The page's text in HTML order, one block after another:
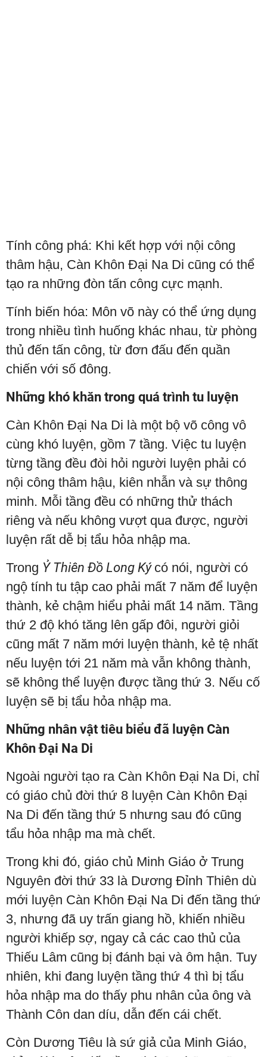
Tính công phá: Khi kết hợp với nội công
thâm hậu, Càn Khôn Đại Na Di cũng có thể
tạo ra những đòn tấn công cực mạnh.
Tính biến hóa: Môn võ này có thể ứng dụng
trong nhiều tình huống khác nhau, từ phòng
thủ đến tấn công, từ đơn đấu đến quần
chiến với số đông.
Những khó khăn trong quá trình tu luyện
Càn Khôn Đại Na Di là một bộ võ công vô
cùng khó luyện, gồm 7 tầng. Việc tu luyện
từng tầng đều đòi hỏi người luyện phải có
nội công thâm hậu, kiên nhẫn và sự thông
minh. Mỗi tầng đều có những thử thách
riêng và nếu không vượt qua được, người
luyện rất dễ bị tẩu hỏa nhập ma.
Trong Ỷ Thiên Đồ Long Ký có nói, người có
ngộ tính tu tập cao phải mất 7 năm để luyện
thành, kẻ chậm hiểu phải mất 14 năm. Tầng
thứ 2 độ khó tăng lên gấp đôi, người giỏi
cũng mất 7 năm mới luyện thành, kẻ tệ nhất
nếu luyện tới 21 năm mà vẫn không thành,
sẽ không thể luyện được tầng thứ 3. Nếu cố
luyện sẽ bị tẩu hỏa nhập ma.
Những nhân vật tiêu biểu đã luyện Càn
Khôn Đại Na Di
Ngoài người tạo ra Càn Khôn Đại Na Di, chỉ
có giáo chủ đời thứ 8 luyện Càn Khôn Đại
Na Di đến tầng thứ 5 nhưng sau đó cũng
tẩu hỏa nhập ma mà chết.
Trong khi đó, giáo chủ Minh Giáo ở Trung
Nguyên đời thứ 33 là Dương Đỉnh Thiên dù
mới luyện Càn Khôn Đại Na Di đến tầng thứ
3, nhưng đã uy trấn giang hồ, khiến nhiều
người khiếp sợ, ngay cả các cao thủ của
Thiếu Lâm cũng bị đánh bại và ôm hận. Tuy
nhiên, khi đang luyện tầng thứ 4 thì bị tẩu
hỏa nhập ma do thấy phu nhân của ông và
Thành Côn dan díu, dẫn đến cái chết.
Còn Dương Tiêu là sứ giả của Minh Giáo,